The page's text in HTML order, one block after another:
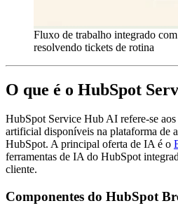
Fluxo de trabalho integrado
resolvendo tickets de rotina
O que é o HubSpot
HubSpot Service Hub AI refere-se
artificial disponíveis na plataforma de
HubSpot. A principal oferta de IA é o
ferramentas de IA do HubSpot
cliente.
Componentes do HubSpot